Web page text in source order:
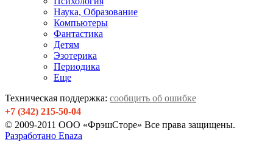
Наука, Образование
Компьютеры
Фантастика
Детям
Эзотерика
Периодика
Еще
Техническая поддержка: сообщить об ошибке
+7 (342) 215-50-04
© 2009-2011 ООО «ФрэшСторе» Все права защищены.
Разработано Enaza